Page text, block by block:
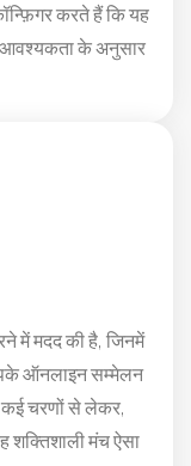
करते हैं कि यह
आवश्यकता के अनुसार
में मदद की है, जिनमें
ऑनलाइन सम्मेलन
कई चरणों से लेकर,
शक्तिशाली मंच ऐसा